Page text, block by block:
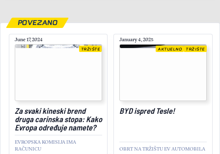
POVEZANO
June 17, 2024
Za svaki kineski brend
druga carinska stopa: Kako
Evropa određuje namete?
EVROPSKA KOMISIJA IMA
RAČUNICU
TRŽIŠTE
January 4, 2025
BYD ispred Tesle!
OBRT NA TRŽIŠTU EV AUTOMOBILA
AKTUELNO TRŽIŠTE
February 21, 2024